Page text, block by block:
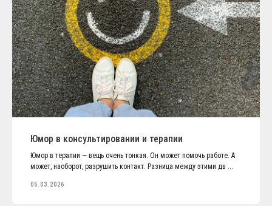
Юмор в консультировании и терапии
Юмор в терапии — вещь очень тонкая. Он может помочь работе. А
может, наоборот, разрушить контакт. Разница между этими дв ...
05.03.2026